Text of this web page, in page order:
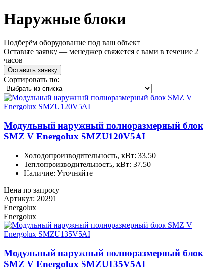
Наружные блоки
Подберём оборудование под ваш объект
Оставьте заявку — менеджер свяжется с вами в течение 2
часов
Оставить заявку
Сортировать по:
Модульный наружный полноразмерный блок
SMZ V Energolux SMZU120V5AI
Холодопроизводительность, кВт: 33.50
Теплопроизводительность, кВт: 37.50
Наличие: Уточняйте
Цена по запросу
Артикул: 20291
Energolux
Energolux
Модульный наружный полноразмерный блок
SMZ V Energolux SMZU135V5AI